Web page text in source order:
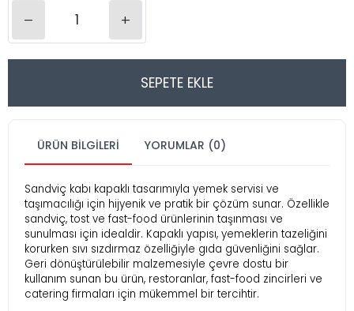
– +
SEPETE EKLE
ÜRÜN BILGILERI YORUMLAR (0)
Sandviç kabı kapaklı tasarımıyla yemek servisi ve
taşımacılığı için hijyenik ve pratik bir çözüm sunar. Özellikle
sandviç, tost ve fast-food ürünlerinin taşınması ve
sunulması için idealdir. Kapaklı yapısı, yemeklerin tazeliğini
korurken sıvı sızdırmaz özelliğiyle gıda güvenliğini sağlar.
Geri dönüştürülebilir malzemesiyle çevre dostu bir
kullanım sunan bu ürün, restoranlar, fast-food zincirleri ve
catering firmaları için mükemmel bir tercihtir.